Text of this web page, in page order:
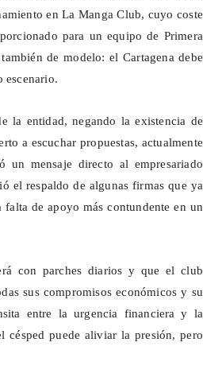
en La Manga Club, cuyo coste
para un equipo de Primera
de modelo: el Cartagena debe
escenario.
la entidad, negando la existencia de
a escuchar propuestas, actualmente
un mensaje directo al empresariado
el respaldo de algunas firmas que ya
de apoyo más contundente en un
con parches diarios y que el club
sus compromisos económicos y su
entre la urgencia financiera y la
césped puede aliviar la presión, pero